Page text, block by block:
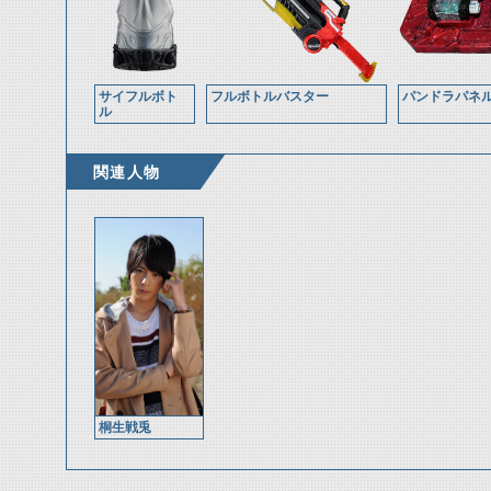
サイフルボト
ル
フルボトルバスター パンドラパネ
関連人物
桐生戦兎